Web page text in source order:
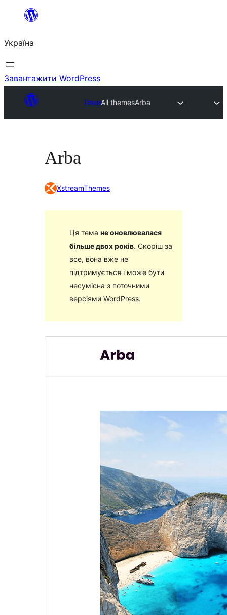
Перейти
вмісту
Україна
Завантажити WordPress
ТемиAll themesArba
Arba
XstreamThemes
Ця тема не оновлювалася
більше двох років. Скоріш за
все, вона вже не
підтримується і може бути
несумісна з поточними
версіями WordPress.